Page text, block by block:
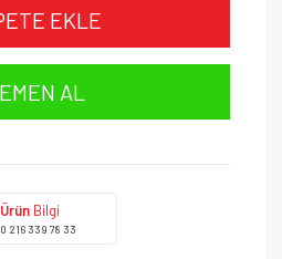
EKLE
AL
Ürün Bilgi
0 216 339 78 33